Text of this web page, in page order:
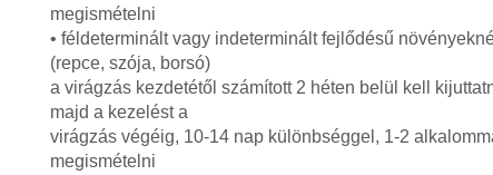
megismételni
• féldeterminált vagy indeterminált fejlődésű
(repce, szója, borsó)
a virágzás kezdetétől számított 2 héten belül kell
majd a kezelést a
virágzás végéig, 10-14 nap különbséggel, 1-2
megismételni